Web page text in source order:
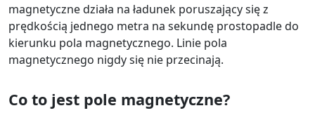
magnetyczne działa na ładunek poruszający się z
prędkością jednego metra na sekundę prostopadle do
kierunku pola magnetycznego. Linie pola
magnetycznego nigdy się nie przecinają.
Co to jest pole magnetyczne?